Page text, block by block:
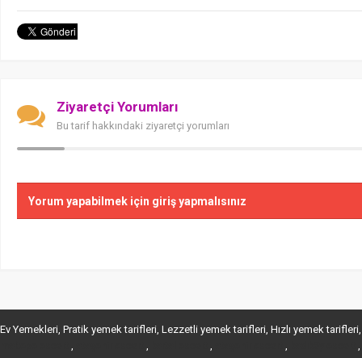
Ziyaretçi Yorumları
Bu tarif hakkındaki ziyaretçi yorumları
Yorum yapabilmek için giriş yapmalısınız
Ev Yemekleri, Pratik yemek tarifleri, Lezzetli yemek tarifleri, Hızlı yemek
, , , , ,